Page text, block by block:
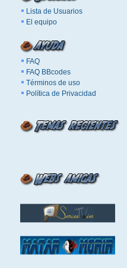
Lista de Usuarios
El equipo
FAQ
FAQ BBcodes
Términos de uso
Política de Privacidad